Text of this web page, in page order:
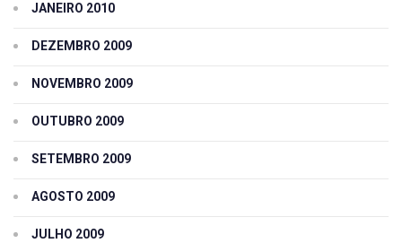
JANEIRO 2010
DEZEMBRO 2009
NOVEMBRO 2009
OUTUBRO 2009
SETEMBRO 2009
AGOSTO 2009
JULHO 2009